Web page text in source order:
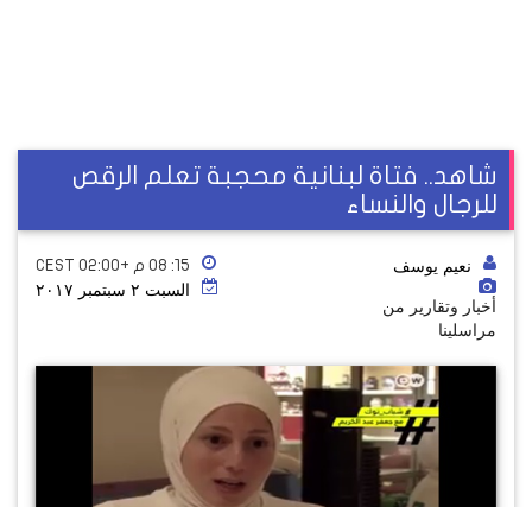
شاهد.. فتاة لبنانية محجبة تعلم الرقص
للرجال والنساء
نعيم يوسف
أخبار وتقارير من
مراسلينا
١٥: ٠٨ م +02:00 CEST
السبت ٢ سبتمبر ٢٠١٧